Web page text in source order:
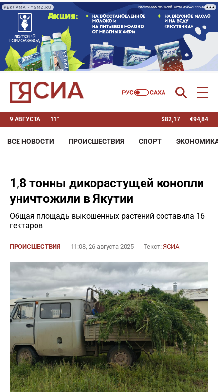
РЕКЛАМА • YGMZ.RU
9 АВГУСТА 11° $82,17 €94,84
ВСЕ НОВОСТИ ПРОИСШЕСТВИЯ СПОРТ
1,8 тонны дикорастущей конопли
уничтожили в Якутии
Общая площадь выкошенных растений составила 16
гектаров
ПРОИСШЕСТВИЯ 11:08, 26 августа 2025 Текст: ЯСИА